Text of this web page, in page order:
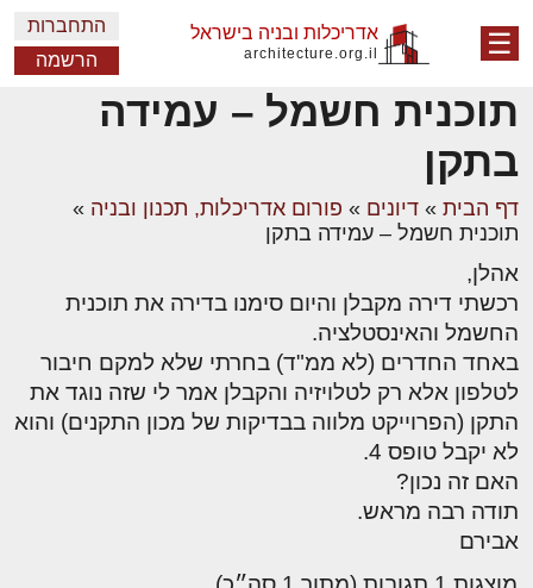
☰ אדריכלות ובניה בישראל
architecture.org.il
התחברות
הרשמה
תוכנית חשמל – עמידה
בתקן
דף הבית » דיונים » פורום אדריכלות, תכנון ובניה »
תוכנית חשמל – עמידה בתקן
אהלן,
רכשתי דירה מקבלן והיום סימנו בדירה את תוכנית
החשמל והאינסטלציה.
באחד החדרים (לא ממ"ד) בחרתי שלא למקם חיבור
לטלפון אלא רק לטלויזיה והקבלן אמר לי שזה נוגד את
התקן (הפרוייקט מלווה בבדיקות של מכון התקנים) והוא
לא יקבל טופס 4.
האם זה נכון?
תודה רבה מראש.
אבירם